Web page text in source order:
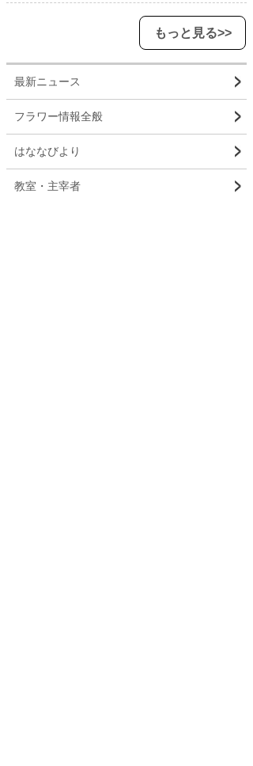
もっと見る>>
最新ニュース
フラワー情報全般
はななびより
教室・主宰者